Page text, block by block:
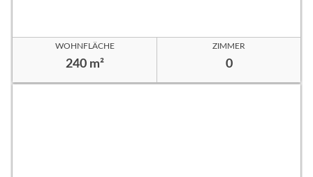
WOHNFLÄCHE
240 m²
ZIMMER
0